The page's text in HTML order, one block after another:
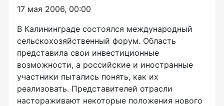
17 мая 2006, 00:00
В Калининграде состоялся международный
сельскохозяйственный форум. Область
представила свои инвестиционные
возможности, а российские и иностранные
участники пытались понять, как их
реализовать. Представителей отрасли
настораживают некоторые положения нового